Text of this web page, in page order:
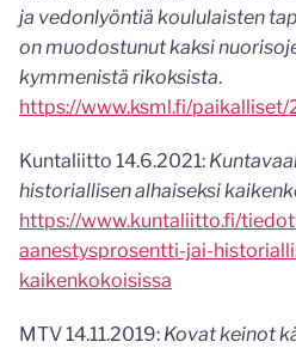
ja vedonlyöntiä koululaisten
on muodostunut kaksi
kymmenistä rikoksista.
https://www.ksml.fi/
Kuntaliitto 14.6.2021:
historiallisen alhaiseksi
https://www.kuntaliitto.fi/
aanestysprosentti-jai-
kaikenkokoisissa
MTV 14.11.2019: Kovat keinot